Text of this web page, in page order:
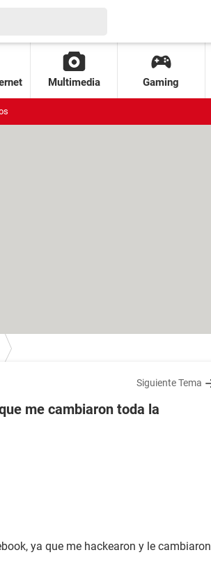
Multimedia Gaming
Siguiente Tema
me cambiaron toda la
ya que me hackearon y le cambiaron